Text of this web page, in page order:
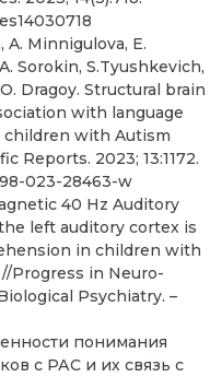
A. Minnigulova, E.
Sorokin, S.Tyushkevich,
Dragoy. Structural brain
with language
children with Autism
Reports. 2023; 13:1172.
023-28463-w
40 Hz Auditory
left auditory cortex is
in children with
Progress in Neuro-
Psychiatry. –
понимания
с РАС и их связь с